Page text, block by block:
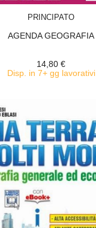
PRINCIPATO
AGENDA GEOGRAFIA
14,80 €
Disp. in 7+ gg lavorativi